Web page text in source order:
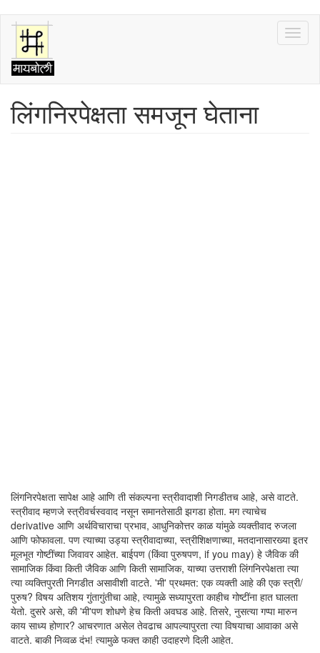
Skip
main
content
लिंगनिरपेक्षता समजून घेताना
लिंगनिरपेक्षता सापेक्ष आहे आणि ती संकल्पना स्त्रीवादाशी निगडीतच आहे, असे वाटते.
स्त्रीवाद म्हणजे स्त्रीवर्चस्ववाद नसून समानतेसाठी झगडा होता. मग त्याचेच
derivative आणि अर्थविचाराचा प्रभाव, आधुनिकोत्तर काळ यांमुळे व्यक्तीवाद रुजला
आणि फोफावला. पण त्याच्या उड्या स्त्रीवादाच्या, स्त्रीशिक्षणाच्या, मतदानासारख्या इतर
मूलभूत गोष्टींच्या जिवावर आहेत. बाईपण (किंवा पुरुषपण, if you may) हे जैविक की
सामाजिक किंवा किती जैविक आणि किती सामाजिक, याच्या उत्तराशी लिंगनिरपेक्षता त्या
त्या व्यक्तिपुरती निगडीत असावीशी वाटते. 'मी' प्रथमत: एक व्यक्ती आहे की एक स्त्री/
पुरुष? विषय अतिशय गुंतागुंतीचा आहे, त्यामुळे सध्यापुरता काहीच गोष्टींना हात घालता
येतो. दुसरे असे, की 'मी'पण शोधणे हेच किती अवघड आहे. तिसरे, नुसत्या गप्पा मारुन
काय साध्य होणार? आचरणात असेल तेवढाच आपल्यापुरता त्या विषयाचा आवाका असे
वाटते. बाकी निव्वळ दंभ! त्यामुळे फक्त काही उदाहरणे दिली आहेत.